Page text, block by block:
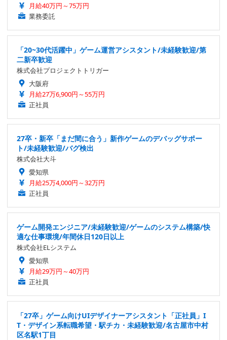
月給40万円～75万円
業務委託
「20~30代活躍中」ゲーム運営アシスタント/未経験歓迎/第
二新卒歓迎
株式会社プロジェクトトリガー
大阪府
月給27万6,900円～55万円
正社員
27卒・新卒「まだ間に合う」新作ゲームのデバッグサポー
ト/未経験歓迎/バグ検出
株式会社大斗
愛知県
月給25万4,000円～32万円
正社員
ゲーム開発エンジニア/未経験歓迎/ゲームのシステム構築/快
適な仕事環境/年間休日120日以上
株式会社ELシステム
愛知県
月給29万円～40万円
正社員
「27卒」ゲーム向けUIデザイナーアシスタント「正社員」I
T・デザイン系転職希望・駅チカ・未経験歓迎/名古屋市中村
区名駅1丁目